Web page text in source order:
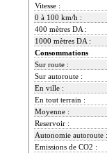
Vitesse :
0 à 100 km/h :
400 mètres DA :
1000 mètres DA :
Consommations
Sur route :
Sur autoroute :
En ville :
En tout terrain :
Moyenne :
Reservoir :
Autonomie autoroute :
Emissions de CO2 :